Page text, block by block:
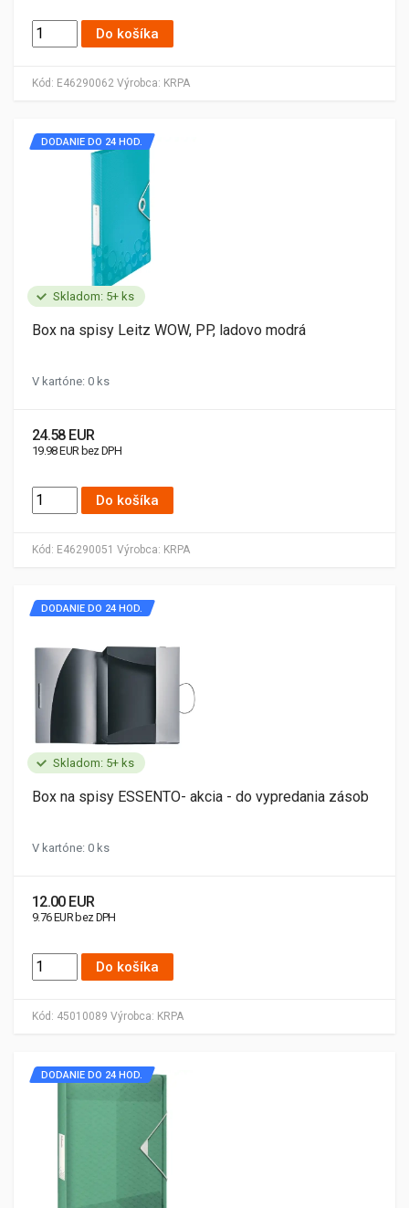
Kód: E46290062 Výrobca: KRPA
Do košíka
Skladom: 5+ ks
Kód: E46290051 Výrobca: KRPA
DODANIE DO 24 HOD.
Box na spisy Leitz WOW, PP, ladovo modrá
V kartóne: 0 ks
24.58 EUR
19.98 EUR bez DPH
Do košíka
Skladom: 5+ ks
Kód: 45010089 Výrobca: KRPA
DODANIE DO 24 HOD.
Box na spisy ESSENTO- akcia - do vypredania zásob
V kartóne: 0 ks
12.00 EUR
9.76 EUR bez DPH
Do košíka
DODANIE DO 24 HOD.